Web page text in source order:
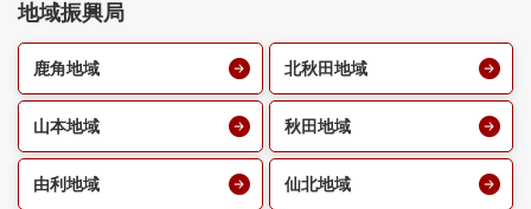
地域振興局
鹿角地域 北秋田地域
山本地域 秋田地域
由利地域 仙北地域